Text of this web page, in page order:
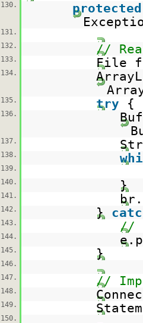
130.
protected
131.
132.
//
133. File
134.
135. try {
136.
137.
138.
139.
140.
}
141.
142. }
143. //
144.
145. }
146.
147.
//
148.
149.
150.